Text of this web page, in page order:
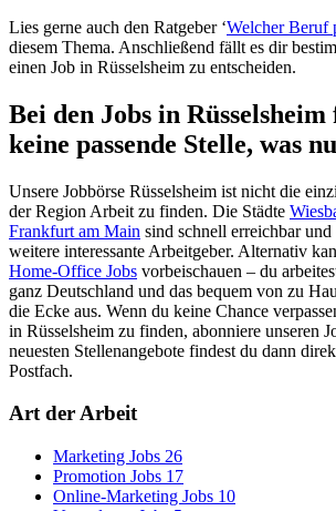
Lies gerne auch den Ratgeber ‘Welcher Beruf
diesem Thema. Anschließend fällt es dir
einen Job in Rüsselsheim zu entscheiden.
Bei den Jobs in
keine passende Stelle, was
Unsere Jobbörse Rüsselsheim ist nicht die
der Region Arbeit zu finden. Die Städte
Frankfurt am Main sind schnell erreichbar
weitere interessante Arbeitgeber. Alternativ
Home-Office Jobs vorbeischauen – du
ganz Deutschland und das bequem von zu
die Ecke aus. Wenn du keine Chance
in Rüsselsheim zu finden, abonniere unseren
neuesten Stellenangebote findest du dann
Postfach.
Art der Arbeit
Marketing Jobs 26
Promotion Jobs 17
Online-Marketing Jobs 10